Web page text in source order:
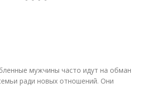
мужчины часто идут на обман
ради новых отношений. Они